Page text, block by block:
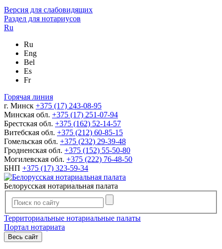
Версия для слабовидящих
Раздел для нотариусов
Ru
Ru
Eng
Bel
Es
Fr
Горячая линия
г. Минск +375 (17) 243-08-95
Минская обл. +375 (17) 251-07-94
Брестская обл. +375 (162) 52-14-57
Витебская обл. +375 (212) 60-85-15
Гомельская обл. +375 (232) 29-39-48
Гродненская обл. +375 (152) 55-50-80
Могилевская обл. +375 (222) 76-48-50
БНП +375 (17) 323-59-34
Белорусская нотариальная палата
Территориальные нотариальные палаты
Портал нотариата
Весь сайт